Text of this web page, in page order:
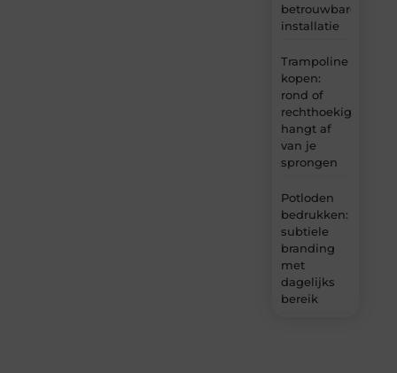
betrouwbare
installatie
Trampoline
kopen:
rond of
rechthoekig
hangt af
van je
sprongen
Potloden
bedrukken:
subtiele
branding
met
dagelijks
bereik